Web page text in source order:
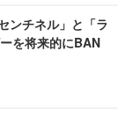
ンチネル」と「ラ
を将来的にBAN